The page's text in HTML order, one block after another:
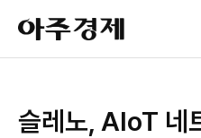
아
주
경
슬레노, AIoT 네